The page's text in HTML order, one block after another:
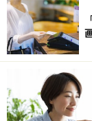
返済は生活に
お金を入れて